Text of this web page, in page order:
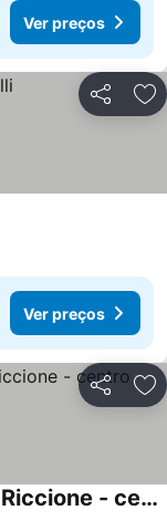
Ver preços
Partilhar
Ver preços
Partilhar
Via Mille House - new trilocale Riccione - centro